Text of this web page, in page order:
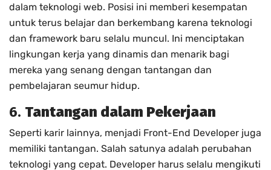
dalam teknologi web. Posisi ini memberi kesempatan
untuk terus belajar dan berkembang karena teknologi
dan framework baru selalu muncul. Ini menciptakan
lingkungan kerja yang dinamis dan menarik bagi
mereka yang senang dengan tantangan dan
pembelajaran seumur hidup.
6. Tantangan dalam Pekerjaan
Seperti karir lainnya, menjadi Front-End Developer juga
memiliki tantangan. Salah satunya adalah perubahan
teknologi yang cepat. Developer harus selalu mengikuti